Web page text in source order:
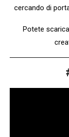
cercando di
Potete